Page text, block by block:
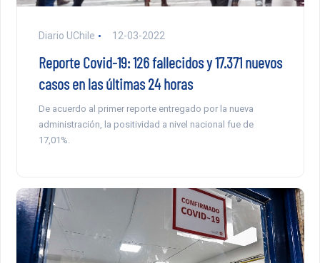
Diario UChile 12-03-2022
Reporte Covid-19: 126 fallecidos y 17.371 nuevos
casos en las últimas 24 horas
De acuerdo al primer reporte entregado por la nueva
administración, la positividad a nivel nacional fue de
17,01%.